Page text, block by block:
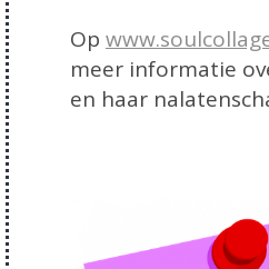
Op
meer informatie
en haar